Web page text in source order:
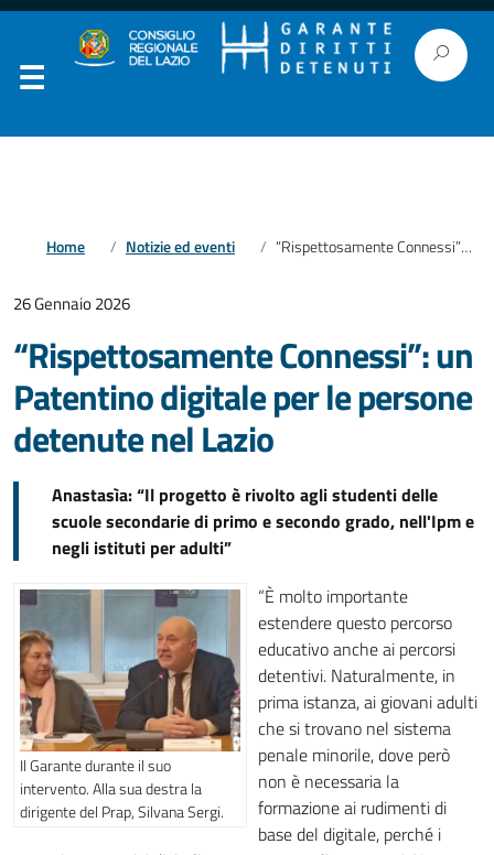
Home Notizie ed eventi “Rispettosamente Connessi”: un Patentino digitale per le persone detenute nel Lazio
26 Gennaio 2026
“Rispettosamente Connessi”: un
Patentino digitale per le persone
detenute nel Lazio
Anastasìa: “Il progetto è rivolto agli studenti delle
scuole secondarie di primo e secondo grado, nell'Ipm e
negli istituti per adulti”
Il Garante durante il suo
intervento. Alla sua destra la
dirigente del Prap, Silvana Sergi.
“È molto importante
estendere questo percorso
educativo anche ai percorsi
detentivi. Naturalmente, in
prima istanza, ai giovani adulti
che si trovano nel sistema
penale minorile, dove però
non è necessaria la
formazione ai rudimenti di
base del digitale, perché i